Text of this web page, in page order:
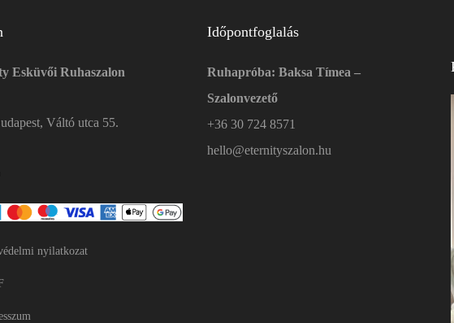
Esküvői Ruhaszalon
Váltó utca 55.
nyilatkozat
Időpontfoglalás
Ruhapróba: Baksa Tímea –
Szalonvezető
+36 30 724 8571
hello@eternityszalon.hu